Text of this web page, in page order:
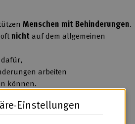
Menschen mit Behinderungen.
nicht auf dem allgemeinen
arbeiten
können.
zum Beispiel:
Einstellungen